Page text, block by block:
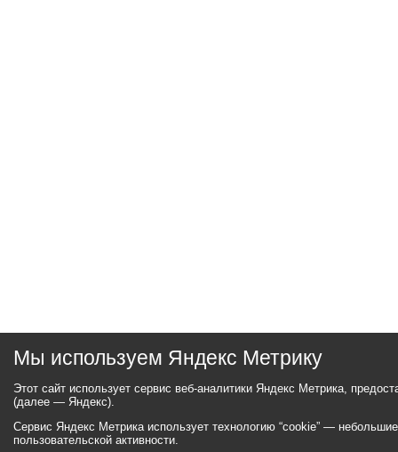
Мы используем Яндекс Метрику
Этот сайт использует сервис веб-аналитики Яндекс Метрика,
(далее — Яндекс).
Сервис Яндекс Метрика использует технологию “cookie” —
пользовательской активности.